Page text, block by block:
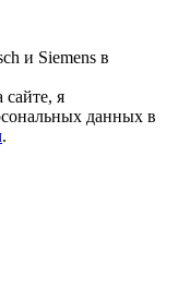
и Siemens в
я
данных в
.